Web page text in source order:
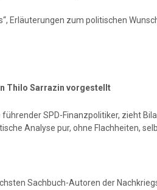
Erläuterungen zum politischen
Thilo Sarrazin vorgestellt
SPD-Finanzpolitiker, zieht
Analyse pur, ohne Flachheiten,
Sachbuch-Autoren der